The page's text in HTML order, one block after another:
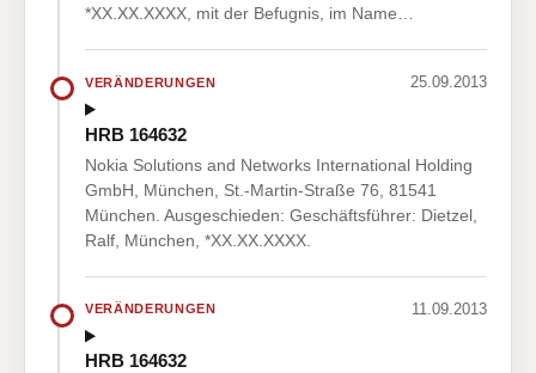
*XX.XX.XXXX, mit der Befugnis, im Name…
VERÄNDERUNGEN 25.09.2013
HRB 164632
Nokia Solutions and Networks International Holding
GmbH, München, St.-Martin-Straße 76, 81541
München. Ausgeschieden: Geschäftsführer: Dietzel,
Ralf, München, *XX.XX.XXXX.
VERÄNDERUNGEN 11.09.2013
HRB 164632